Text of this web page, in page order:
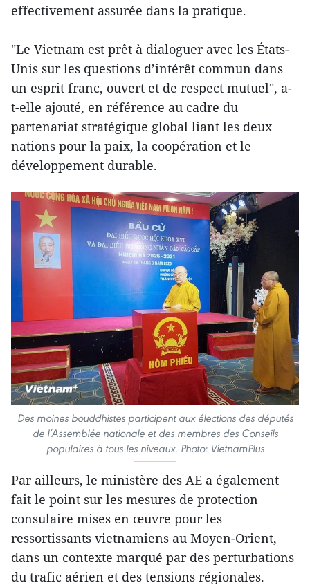
effectivement assurée dans la pratique.
"Le Vietnam est prêt à dialoguer avec les États-
Unis sur les questions d’intérêt commun dans
un esprit franc, ouvert et de respect mutuel", a-
t-elle ajouté, en référence au cadre du
partenariat stratégique global liant les deux
nations pour la paix, la coopération et le
développement durable.
Des moines bouddhistes participent aux élections des députés
de l’Assemblée nationale et des membres des Conseils
populaires à tous les niveaux. Photo: VietnamPlus
Par ailleurs, le ministère des AE a également
fait le point sur les mesures de protection
consulaire mises en œuvre pour les
ressortissants vietnamiens au Moyen-Orient,
dans un contexte marqué par des perturbations
du trafic aérien et des tensions régionales.